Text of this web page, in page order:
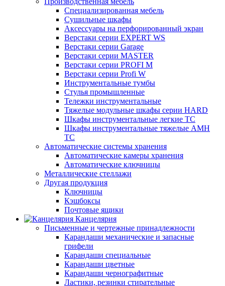
Cпециализированная мебель
Cушильные шкафы
Аксессуары на перфорированный экран
Верстаки серии EXPERT WS
Верстаки серии Garage
Верстаки серии MASTER
Верстаки серии PROFI M
Верстаки серии Profi W
Инструментальные тумбы
Стулья промышленные
Тележки инструментальные
Тяжелые модульные шкафы серии HARD
Шкафы инструментальные легкие ТС
Шкафы инструментальные тяжелые AMH
TC
Автоматические системы хранения
Автоматические камеры хранения
Автоматические ключницы
Металлические стеллажи
Другая продукция
Ключницы
Кэшбоксы
Почтовые ящики
Канцелярия
Письменные и чертежные принадлежности
Карандаши механические и запасные
грифели
Карандаши специальные
Карандаши цветные
Карандаши чернографитные
Ластики, резинки стирательные